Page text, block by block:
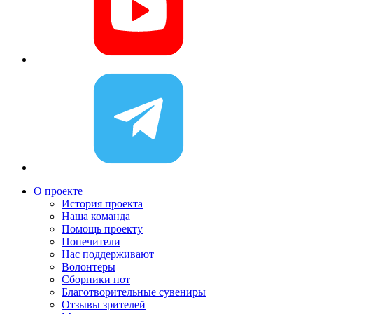
О проекте
История проекта
Наша команда
Помощь проекту
Попечители
Нас поддерживают
Волонтеры
Сборники нот
Благотворительные сувениры
Отзывы зрителей